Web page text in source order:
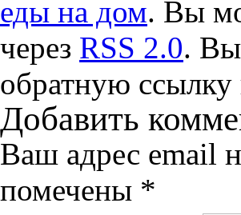
еды на дом. Вы
через RSS 2.0. Вы
обратную ссылку
Добавить
Ваш адрес email
помечены *